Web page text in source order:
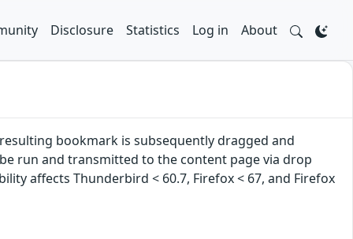
Disclosure Statistics Log in About
bookmark is subsequently dragged and
run and transmitted to the content page via drop
affects Thunderbird < 60.7, Firefox < 67, and Firefox